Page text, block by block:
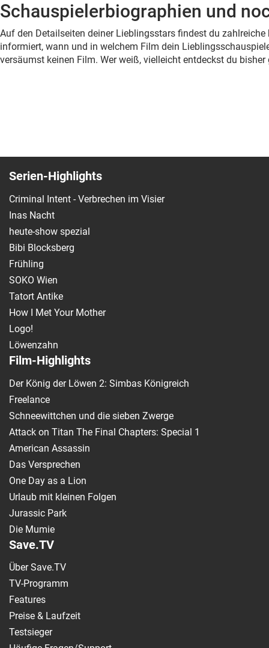
Schauspielerbiographien und
Auf den Detailseiten deiner Lieblingsstars findest du
informiert, wann und in welchem Film dein
versäumst keinen Film. Wer weiß, vielleicht entdeckst du
Serien-Highlights
Criminal Intent - Verbrechen im Visier
Inas Nacht
heute-show spezial
Bibi Blocksberg
Frühling
SOKO Wien
Tatort Antike
How I Met Your Mother
Logo!
Löwenzahn
Film-Highlights
Der König der Löwen 2: Simbas Königreich
Freelance
Schneewittchen und die sieben Zwerge
Attack on Titan The Final Chapters: Special 1
American Assassin
Das Versprechen
One Day as a Lion
Urlaub mit kleinen Folgen
Jurassic Park
Die Mumie
Save.TV
Über Save.TV
TV-Programm
Features
Preise & Laufzeit
Testsieger